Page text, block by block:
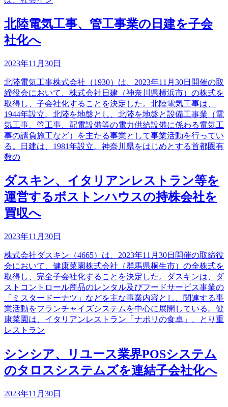
北陸電気工事、管工事業の日建を子会
社化へ
2023年11月30日
北陸電気工事株式会社（1930）は、2023年11月30日開催の取
締役会において、株式会社日建（神奈川県横浜市）の株式を
取得し、子会社化することを決定した。北陸電気工事は、
1944年設立。北陸を地盤とし、北陸を地盤と設備工事業（電
気工事、管工事、配電設備等の電力供給設備に係わる電気工
事の請負施工など）を主たる事業として事業活動を行ってい
る。日建は、1981年設立。神奈川県をはじめとする首都圏有
数の
ダスキン、イタリアンレストラン等を
運営するボストンハウスの持株会社を
買収へ
2023年11月30日
株式会社ダスキン（4665）は、2023年11月30日開催の取締役
会において、健康菜園株式会社（群馬県桐生市）の全株式を
取得し、完全子会社化することを決定した。ダスキンは、ダ
ストコントロール商品のレンタル及びフードサービス事業の
「ミスタードーナツ」などを主な事業内容とし、関連する事
業活動をフランチャイズシステムを中心に展開している。健
康菜園は、イタリアンレストラン「ナポリの食卓」、とり重
レストラン
シンシア、リユース業界POSシステム
のタロスシステムズを連結子会社化へ
2023年11月30日